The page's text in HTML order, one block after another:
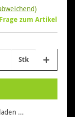
Frage zum Artikel
Stk
...